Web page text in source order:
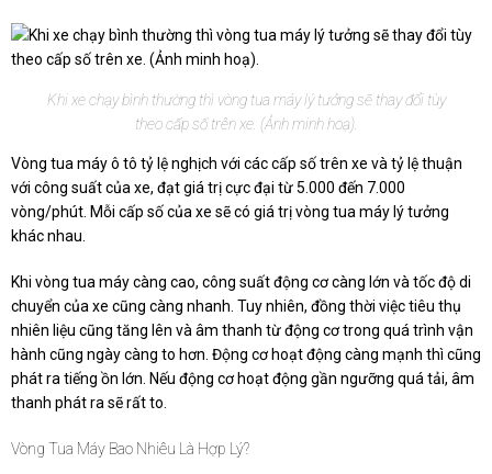
Khi xe chạy bình thường thì vòng tua máy lý tưởng sẽ thay đổi tùy
theo cấp số trên xe. (Ảnh minh hoạ).
Vòng tua máy ô tô tỷ lệ nghịch với các cấp số trên xe và tỷ lệ thuận
với công suất của xe, đạt giá trị cực đại từ 5.000 đến 7.000
vòng/phút. Mỗi cấp số của xe sẽ có giá trị vòng tua máy lý tưởng
khác nhau.
Khi vòng tua máy càng cao, công suất động cơ càng lớn và tốc độ di
chuyển của xe cũng càng nhanh. Tuy nhiên, đồng thời việc tiêu thụ
nhiên liệu cũng tăng lên và âm thanh từ động cơ trong quá trình vận
hành cũng ngày càng to hơn. Động cơ hoạt động càng mạnh thì cũng
phát ra tiếng ồn lớn. Nếu động cơ hoạt động gần ngưỡng quá tải, âm
thanh phát ra sẽ rất to.
Vòng Tua Máy Bao Nhiêu Là Hợp Lý?